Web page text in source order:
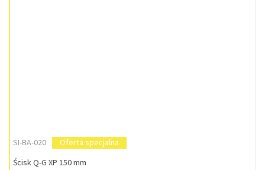
SI-BA-020
Oferta specjalna
Ścisk Q-G XP 150 mm